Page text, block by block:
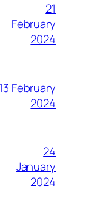
21
February
2024
13 February
2024
24
January
2024